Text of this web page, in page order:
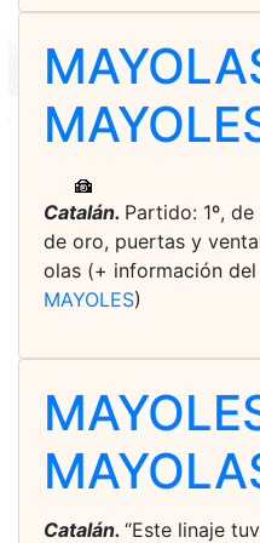
Catalán. Partido: 1º,
de oro, puertas y
olas (+ información
MAYOLES)
Catalán. “Este linaje